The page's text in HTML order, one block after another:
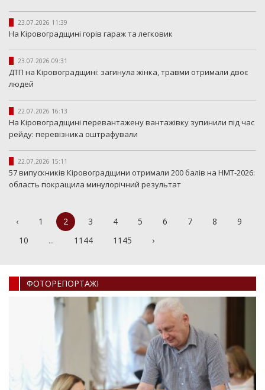
23.07.2026 11:39
На Кіровоградщині горів гараж та легковик
23.07.2026 09:31
ДТП на Кіровоградщині: загинула жінка, травми отримали двоє
людей
22.07.2026 16:13
На Кіровоградщині перевантажену вантажівку зупинили під час
рейду: перевізника оштрафували
22.07.2026 15:11
57 випускників Кіровоградщини отримали 200 балів на НМТ-2026:
область покращила минулорічний результат
‹ 1 2 3 4 5 6 7 8
9
10
... 1144 1145 ›
ФОТОРЕПОРТАЖI